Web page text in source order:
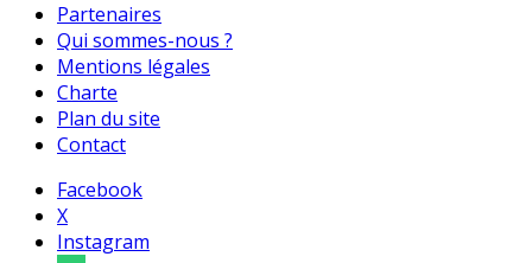
Partenaires
Qui sommes-nous ?
Mentions légales
Charte
Plan du site
Contact
Facebook
X
Instagram